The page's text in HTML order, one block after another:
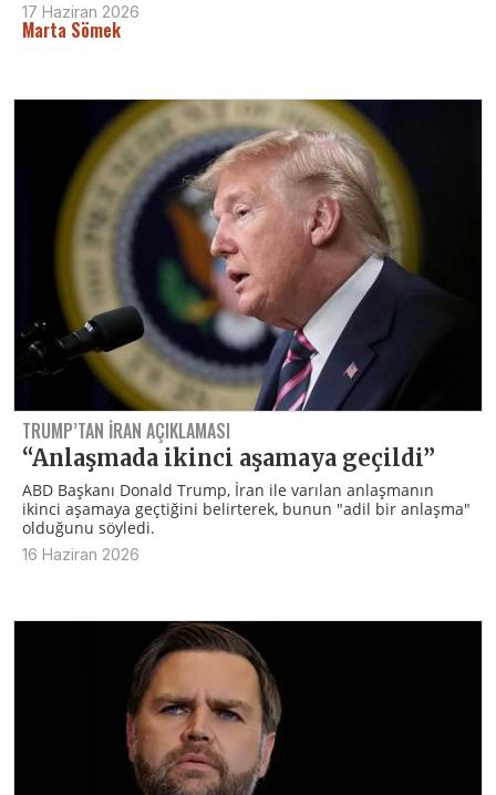
17 Haziran 2026
Marta Sömek
TRUMP’TAN İRAN AÇIKLAMASI
“Anlaşmada ikinci aşamaya geçildi”
ABD Başkanı Donald Trump, İran ile varılan anlaşmanın
ikinci aşamaya geçtiğini belirterek, bunun "adil bir anlaşma"
olduğunu söyledi.
16 Haziran 2026